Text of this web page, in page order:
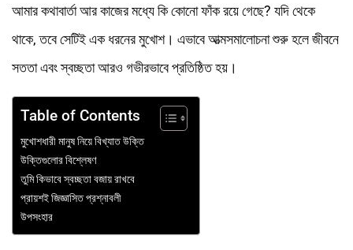
আমার কথাবার্তা আর কাজের মধ্যে কি কোনো ফাঁক রয়ে গেছে? যদি থেকে
থাকে, তবে সেটিই এক ধরনের মুখোশ। এভাবে আত্মসমালোচনা শুরু হলে জীবনে
সততা এবং স্বচ্ছতা আরও গভীরভাবে প্রতিষ্ঠিত হয়।
Table of Contents
মুখোশধারী মানুষ নিয়ে বিখ্যাত উক্তি
উক্তিগুলোর বিশ্লেষণ
তুমি কিভাবে স্বচ্ছতা বজায় রাখবে
প্রায়শই জিজ্ঞাসিত প্রশ্নাবলী
উপসংহার